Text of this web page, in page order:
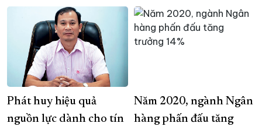
Phát huy hiệu quả
nguồn lực dành cho tín
Năm 2020, ngành Ngân
hàng phấn đấu tăng